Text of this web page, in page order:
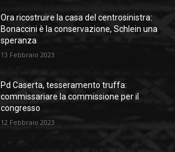
Ora ricostruire la casa del centrosinistra:
Bonaccini è la conservazione, Schlein una
speranza
13 Febbraio 2023
Pd Caserta, tesseramento truffa:
commissariare la commissione per il
congresso
12 Febbraio 2023